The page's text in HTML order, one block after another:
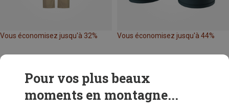
Vous économisez jusqu'à 32% Vous économisez jusqu'à 44%
Pour vos plus beaux
moments en montagne...